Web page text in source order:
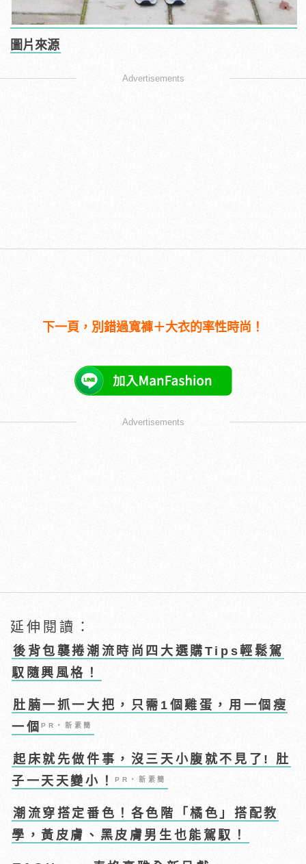
圖片來源
Advertisements
下一頁，別錯過寬褲＋大衣的率性時尚！
Advertisements
延伸閱讀：
後背包襲捲潮流時尚四大選購Tips輕鬆駕
馭隨興風格！
肚腩一抓一大把，只需1個雞蛋，用一個瘦
一個PR・新素簡
起床就先做件事，沒三天小腹就不見了! 肚
子一天天變小！PR・新素簡
潮流穿搭定番色！各色階「橘色」搭配教
學，黃皮膚、黑皮膚男生也能駕馭！